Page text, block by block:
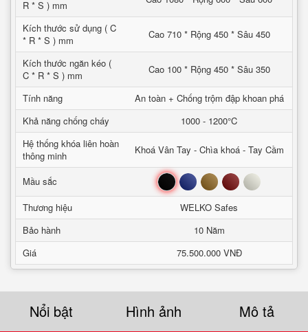
R * S ) mm
Kích thước sử dụng ( C
* R * S ) mm
Cao 710 * Rộng 450 * Sâu 450
Kích thước ngăn kéo (
C * R * S ) mm
Cao 100 * Rộng 450 * Sâu 350
Tính năng
An toàn + Chống trộm đập khoan phá
Khả năng chống cháy
1000 - 1200°C
Hệ thống khóa liên hoàn
thông minh
Khoá Vân Tay - Chìa khoá - Tay Cầm
Mầu sắc Đen Xanh Nâu Đỏ Trắng
Thương hiệu
WELKO Safes
Bảo hành
10 Năm
Giá
75.500.000 VNĐ
Nổi bật Hình ảnh Mô tả